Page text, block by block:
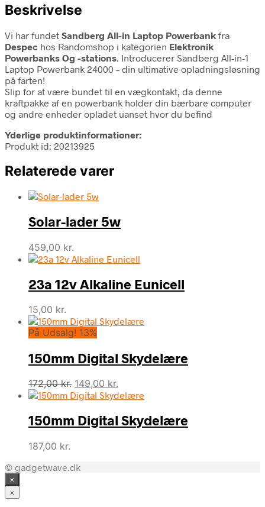
Beskrivelse
Vi har fundet Sandberg All-in Laptop Powerbank fra
Despec hos Randomshop i kategorien Elektronik
Powerbanks Og -stations. Introducerer Sandberg All-in-1
Laptop Powerbank 24000 – din ultimative opladningsløsning
på farten!
Slip for at være bundet til en vægkontakt, da denne
kraftpakke af en powerbank holder din bærbare computer
og andre enheder opladet uanset hvor du befind
Yderlige produktinformationer:
Produkt id: 20213925
Relaterede varer
Solar-lader 5w
459,00 kr.
23a 12v Alkaline Eunicell
15,00 kr.
På Udsalg! 13%
150mm Digital Skydelære
172,00kr. Den
oprindelige
var:
172,00 kr..
149,00 kr.
aktuelle
er:
149,00 kr..
150mm Digital Skydelære
187,00 kr.
© gadgetwave.dk
×
×